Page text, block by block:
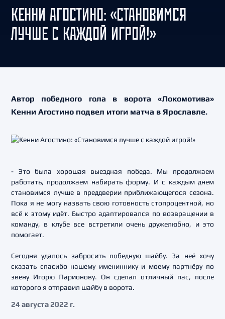
КЕННИ АГОСТИНО: «СТАНОВИМСЯ
ЛУЧШЕ С КАЖДОЙ ИГРОЙ!»
Автор победного гола в ворота «Локомотива»
Кенни Агостино подвел итоги матча в Ярославле.
- Это была хорошая выездная победа. Мы продолжаем
работать, продолжаем набирать форму. И с каждым днем
становимся лучше в преддверии приближающегося сезона.
Пока я не могу назвать свою готовность стопроцентной, но
всё к этому идёт. Быстро адаптировался по возвращении в
команду, в клубе все встретили очень дружелюбно, и это
помогает.
Сегодня удалось забросить победную шайбу. За неё хочу
сказать спасибо нашему имениннику и моему партнёру по
звену Игорю Ларионову. Он сделал отличный пас, после
которого я отправил шайбу в ворота.
24 августа 2022 г.